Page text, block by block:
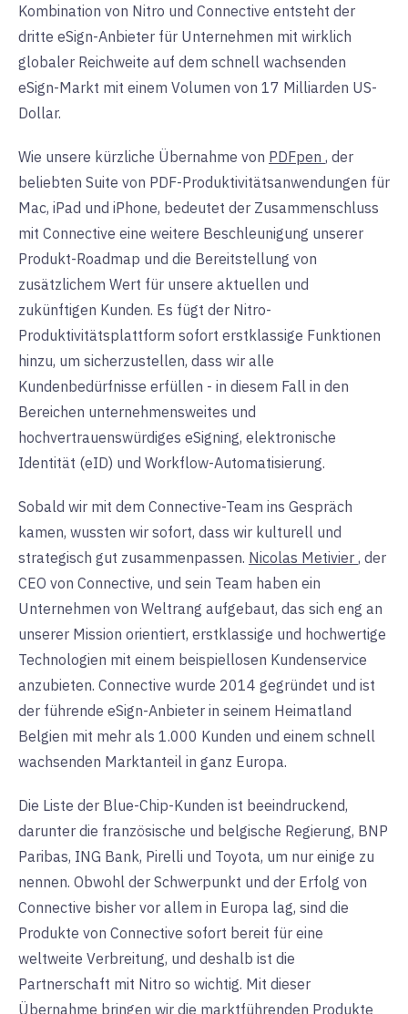
Kombination von Nitro und Connective entsteht der
dritte eSign-Anbieter für Unternehmen mit wirklich
globaler Reichweite auf dem schnell wachsenden
eSign-Markt mit einem Volumen von 17 Milliarden US-
Dollar.
Wie unsere kürzliche Übernahme von PDFpen , der
beliebten Suite von PDF-Produktivitätsanwendungen für
Mac, iPad und iPhone, bedeutet der Zusammenschluss
mit Connective eine weitere Beschleunigung unserer
Produkt-Roadmap und die Bereitstellung von
zusätzlichem Wert für unsere aktuellen und
zukünftigen Kunden. Es fügt der Nitro-
Produktivitätsplattform sofort erstklassige Funktionen
hinzu, um sicherzustellen, dass wir alle
Kundenbedürfnisse erfüllen - in diesem Fall in den
Bereichen unternehmensweites und
hochvertrauenswürdiges eSigning, elektronische
Identität (eID) und Workflow-Automatisierung.
Sobald wir mit dem Connective-Team ins Gespräch
kamen, wussten wir sofort, dass wir kulturell und
strategisch gut zusammenpassen. Nicolas Metivier , der
CEO von Connective, und sein Team haben ein
Unternehmen von Weltrang aufgebaut, das sich eng an
unserer Mission orientiert, erstklassige und hochwertige
Technologien mit einem beispiellosen Kundenservice
anzubieten. Connective wurde 2014 gegründet und ist
der führende eSign-Anbieter in seinem Heimatland
Belgien mit mehr als 1.000 Kunden und einem schnell
wachsenden Marktanteil in ganz Europa.
Die Liste der Blue-Chip-Kunden ist beeindruckend,
darunter die französische und belgische Regierung, BNP
Paribas, ING Bank, Pirelli und Toyota, um nur einige zu
nennen. Obwohl der Schwerpunkt und der Erfolg von
Connective bisher vor allem in Europa lag, sind die
Produkte von Connective sofort bereit für eine
weltweite Verbreitung, und deshalb ist die
Partnerschaft mit Nitro so wichtig. Mit dieser
Übernahme bringen wir die marktführenden Produkte